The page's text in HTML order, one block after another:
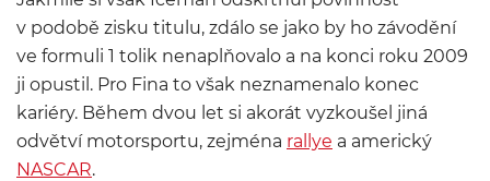
v podobě zisku titulu, zdálo se jako by ho závodění
ve formuli 1 tolik nenaplňovalo a na konci roku 2009
ji opustil. Pro Fina to však neznamenalo konec
kariéry. Během dvou let si akorát vyzkoušel jiná
odvětví motorsportu, zejména rallye a americký
NASCAR.